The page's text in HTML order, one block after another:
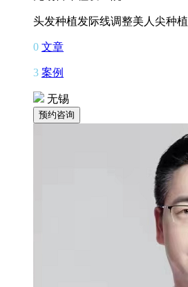
头发种植发际线调整美人尖种植
0 文章
3 案例
无锡